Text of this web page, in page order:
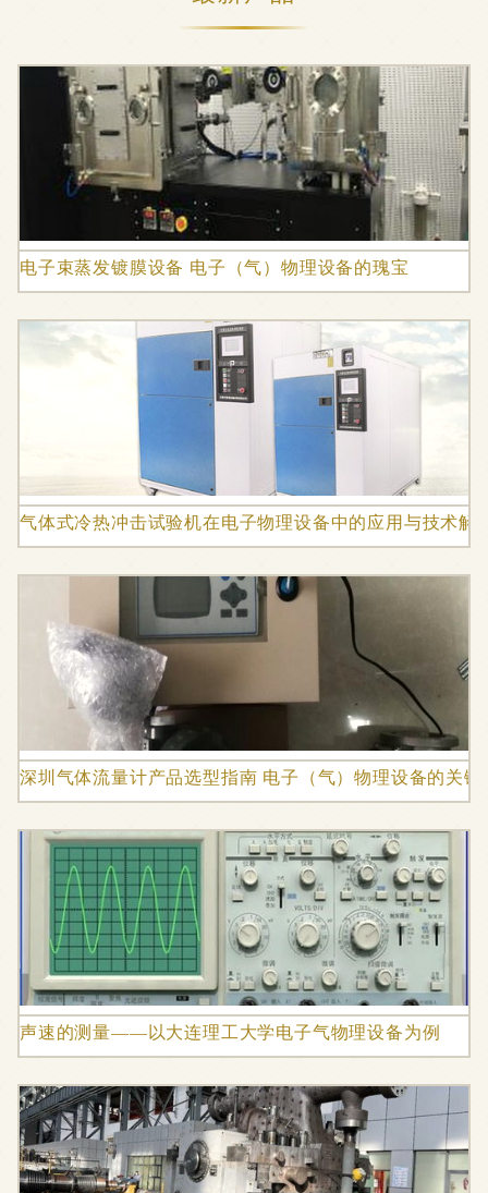
电子束蒸发镀膜设备 电子（气）物理设备的瑰宝
气体式冷热冲击试验机在电子物理设备中的应用与技术解
深圳气体流量计产品选型指南 电子（气）物理设备的关键
声速的测量——以大连理工大学电子气物理设备为例